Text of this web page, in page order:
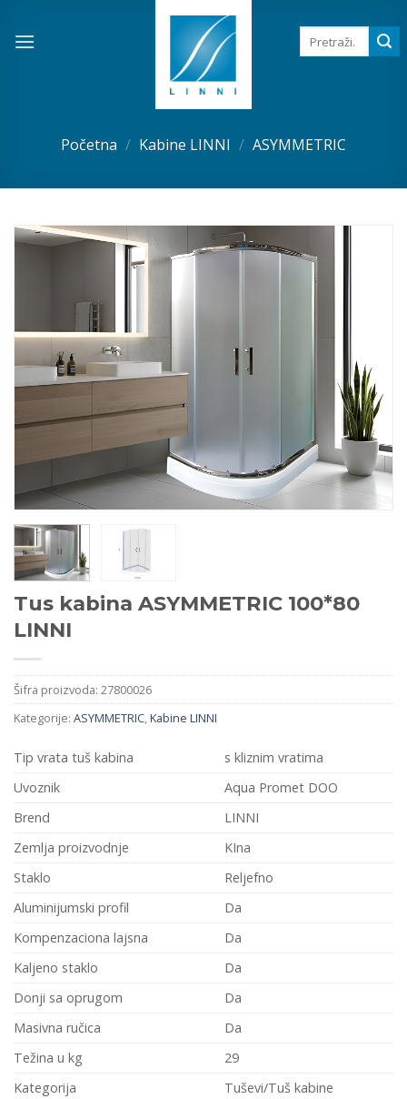
Pretraga
za:
Početna / Kabine LINNI / ASYMMETRIC
Tus kabina ASYMMETRIC 100*80
LINNI
Šifra proizvoda: 27800026
Kategorije: ASYMMETRIC,Kabine LINNI
Tip vrata tuš kabina
s kliznim vratima
Uvoznik
Aqua Promet DOO
Brend
LINNI
Zemlja proizvodnje
KIna
Staklo
Reljefno
Aluminijumski profil
Da
Kompenzaciona lajsna
Da
Kaljeno staklo
Da
Donji sa oprugom
Da
Masivna ručica
Da
Težina u kg
29
Kategorija
Tuševi/Tuš kabine